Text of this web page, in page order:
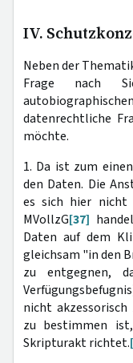
IV.
Neben der
Frage nach
datenrechtliche
möchte.
1. Da ist zum
den Daten. Die
es sich hier nicht
MVollzG[37]
Daten auf dem
gleichsam "in den
zu entgegnen,
nicht
zu bestimmen
Skripturakt richtet.